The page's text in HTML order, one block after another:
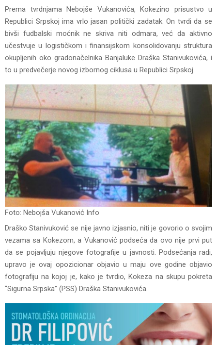
Prema tvrdnjama Nebojše Vukanovića, Kokezino prisustvo u
Republici Srpskoj ima vrlo jasan politički zadatak. On tvrdi da se
bivši fudbalski moćnik ne skriva niti odmara, već da aktivno
učestvuje u logističkom i finansijskom konsolidovanju struktura
okupljenih oko gradonačelnika Banjaluke Draška Stanivukovića, i
to u predvečerje novog izbornog ciklusa u Republici Srpskoj.
Foto: Nebojša Vukanović Info
Draško Stanivuković se nije javno izjasnio, niti je govorio o svojim
vezama sa Kokezom, a Vukanović podseća da ovo nije prvi put
da se pojavljuju njegove fotografije u javnosti. Podsećanja radi,
upravo je ovaj opozicionar objavio u maju ove godine objavio
fotografiju na kojoj je, kako je tvrdio, Kokeza na skupu pokreta
“Sigurna Srpska” (PSS) Draška Stanivukovića.